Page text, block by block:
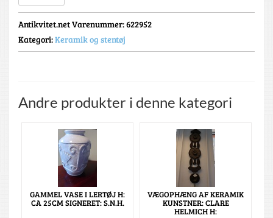
Antikvitet.net Varenummer: 622952
Kategori:Keramik og stentøj
Andre produkter i denne kategori
GAMMEL VASE I LERTØJ H:
CA 25CM SIGNERET: S.N.H.
VÆGOPHÆNG AF KERAMIK
KUNSTNER: CLARE
HELMICH H: